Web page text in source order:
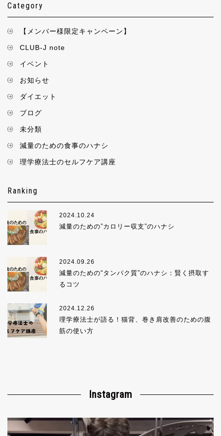
Category
【メンバー様限定キャンペーン】
CLUB-J note
イベント
お知らせ
ダイエット
ブログ
未分類
減量のための食事のハナシ
理学療法士のセルフケア講座
Ranking
2024.10.24
減量のための”カロリー収支”のハナシ
2024.09.26
減量のための“タンパク質”のハナシ：賢く摂取す
るコツ
2024.12.26
理学療法士が語る！猫背、巻き肩改善のための腹
筋の使い方
Instagram